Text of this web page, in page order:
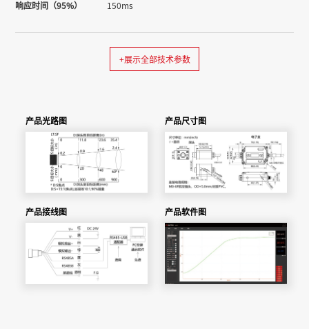
响应时间（95%） 150ms
+展示全部技术参数
产品光路图 产品尺寸图
产品接线图 产品软件图